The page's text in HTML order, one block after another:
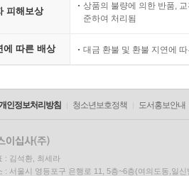
피해보상
상품의 불량에 의한 반품,
준하여 처리됨
에 따른 배상 대금 환불 및 환불 지연에
인정보처리방침 청소년보호정책 도서홍보안내
: 김석환, 최세라
: 서울시 영등포구 은행로 11, 5층~6층(여의도동,일신